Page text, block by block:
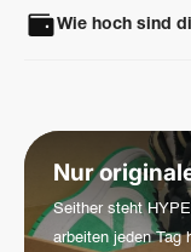
anschließend geprüft
Erhalt retournieren.
Wie hoch sind
sobald du deine
Nur
Seither steht
arbeiten jeden Tag